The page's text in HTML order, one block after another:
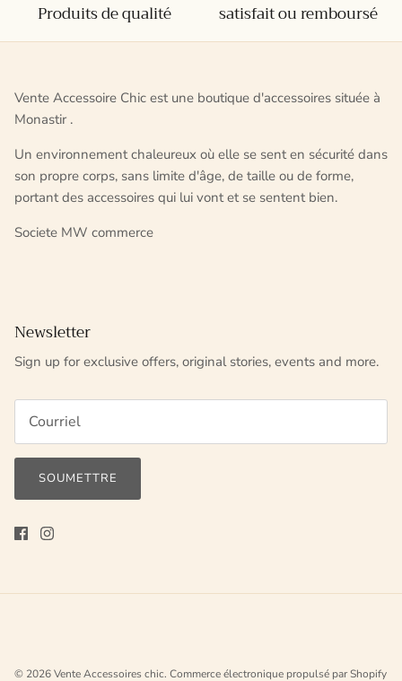
Produits de qualité satisfait ou remboursé
Vente Accessoire Chic est une boutique d'accessoires située à
Monastir .
Un environnement chaleureux où elle se sent en sécurité dans
son propre corps, sans limite d'âge, de taille ou de forme,
portant des accessoires qui lui vont et se sentent bien.
Societe MW commerce
Newsletter
Sign up for exclusive offers, original stories, events and more.
SOUMETTRE
© 2026Vente Accessoires chic. Commerce électronique propulsé par Shopify